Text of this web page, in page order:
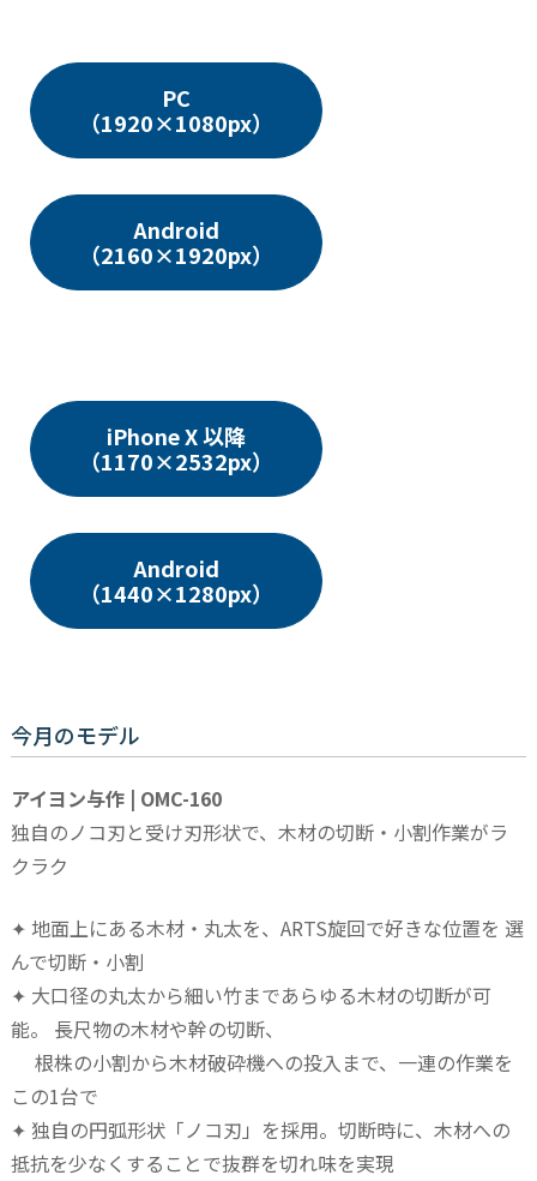
PC
（1920×1080px）
Android
（2160×1920px）
iPhone X 以降
（1170×2532px）
Android
（1440×1280px）
今月のモデル
アイヨン与作 | OMC-160
独自のノコ刃と受け刃形状で、木材の切断・小割作業がラ
クラク
✦ 地面上にある木材・丸太を、ARTS旋回で好きな位置を 選
んで切断・小割
✦ 大口径の丸太から細い竹まであらゆる木材の切断が可
能。 長尺物の木材や幹の切断、
根株の小割から木材破砕機への投入まで、一連の作業を
この1台で
✦ 独自の円弧形状「ノコ刃」を採用。切断時に、木材への
抵抗を少なくすることで抜群を切れ味を実現